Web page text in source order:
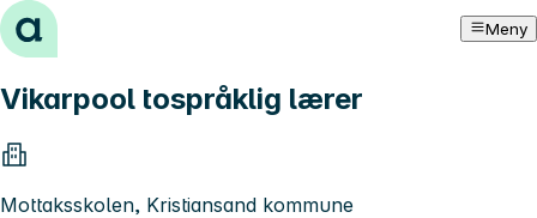
Hopp til innhold Meny
Vikarpool tospråklig lærer
Mottaksskolen, Kristiansand kommune